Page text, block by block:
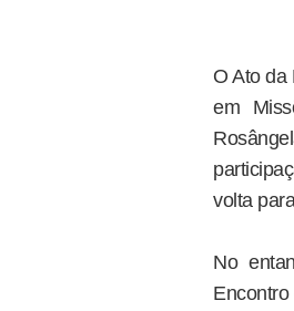
O Ato da
em
volta
No